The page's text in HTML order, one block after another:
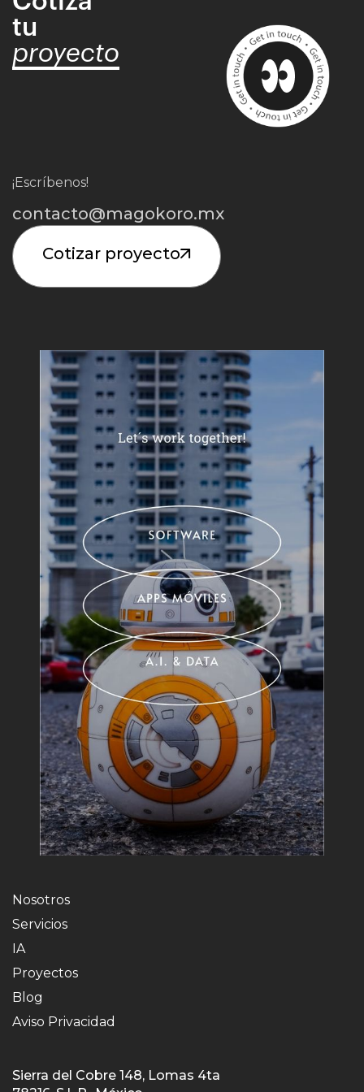
tu
proyecto
¡Escríbenos!
contacto@magokoro.mx
Cotizar proyecto
Nosotros
Servicios
IA
Proyectos
Blog
Aviso Privacidad
Sierra del Cobre 148, Lomas 4ta